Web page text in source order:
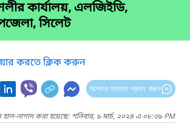
কার্যালয়, এলজিইডি,
সিলেট
করতে ক্লিক করুন
আপনার মতামত প্রদান করুন
হাল-নাগাদ করা হয়েছে: শনিবার, ৯ মার্চ, ২০২৪ এ ০৮:৩৯ PM